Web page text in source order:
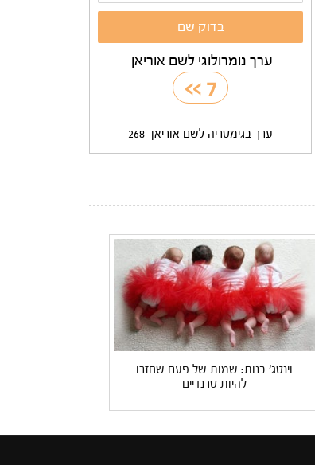
ערך נומרולוגי לשם אוריאן
7
>>
ערך בגימטריה לשם אוריאן 268
וינטג' בנות: שמות של פעם שחזרו
להיות טרנדיים